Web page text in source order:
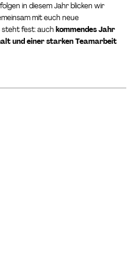
in diesem Jahr blicken wir
mit euch neue
steht fest: auch kommendes Jahr
und einer starken Teamarbeit